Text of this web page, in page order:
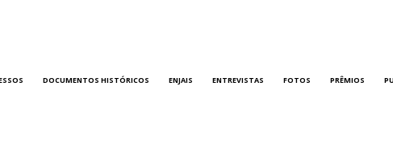
DOCUMENTOS HISTÓRICOS ENJAIS ENTREVISTAS FOTOS PRÊMIOS